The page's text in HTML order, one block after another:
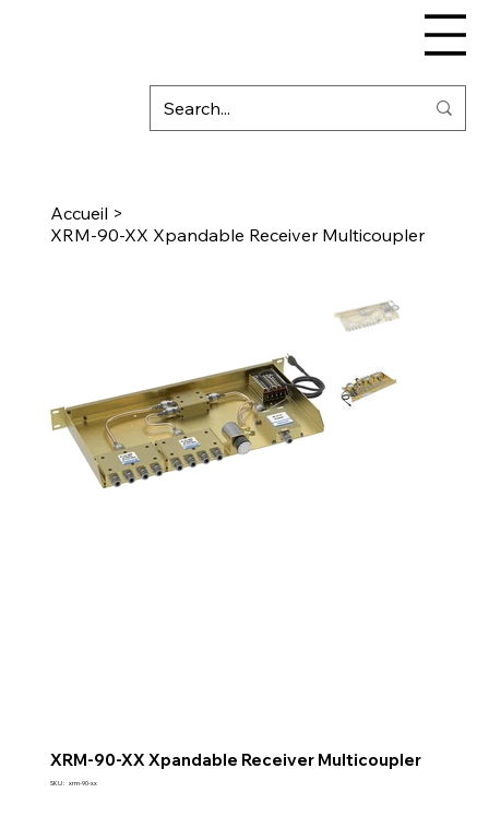
Accueil >
XRM-90-XX Xpandable Receiver Multicoupler
XRM-90-XX Xpandable Receiver Multicoupler
SKU : SKU
xrm-90-xx